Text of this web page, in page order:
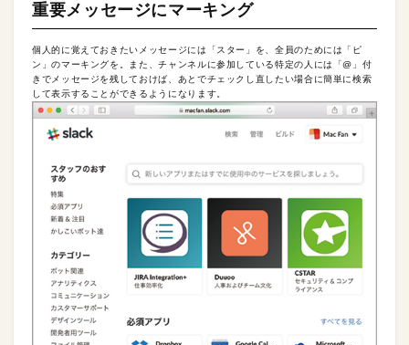
重要メッセージにマーキング
個人的に覚えておきたいメッセージには「スター」を、全員のためには「ピ
ン」のマーキングを。また、チャンネルに参加している特定の人には「@」付
きでメッセージを残しておけば、あとでチェックし直したい場合に簡単に検索
して表示することができるようになります。